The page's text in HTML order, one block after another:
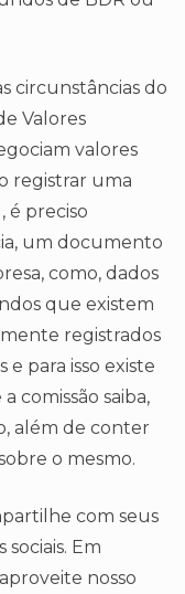
circunstâncias do
Valores
valores
registrar uma
é preciso
um documento
como, dados
que existem
registrados
e para isso existe
comissão saiba,
além de conter
o mesmo.
com seus
sociais. Em
nosso